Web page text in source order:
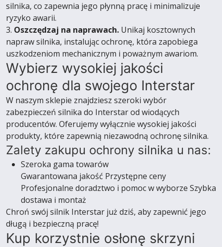
silnika, co zapewnia jego płynną pracę i minimalizuje
ryzyko awarii.
3. Oszczędzaj na naprawach. Unikaj kosztownych
napraw silnika, instalując ochronę, która zapobiega
uszkodzeniom mechanicznym i poważnym awariom.
Wybierz wysokiej jakości
ochronę dla swojego Interstar
W naszym sklepie znajdziesz szeroki wybór
zabezpieczeń silnika do Interstar od wiodących
producentów. Oferujemy wyłącznie wysokiej jakości
produkty, które zapewnią niezawodną ochronę silnika.
Zalety zakupu ochrony silnika u nas:
Szeroka gama towarów
Gwarantowana jakość Przystępne ceny
Profesjonalne doradztwo i pomoc w wyborze Szybka
dostawa i montaż
Chroń swój silnik Interstar już dziś, aby zapewnić jego
długą i bezpieczną pracę!
Kup korzystnie osłonę skrzyni